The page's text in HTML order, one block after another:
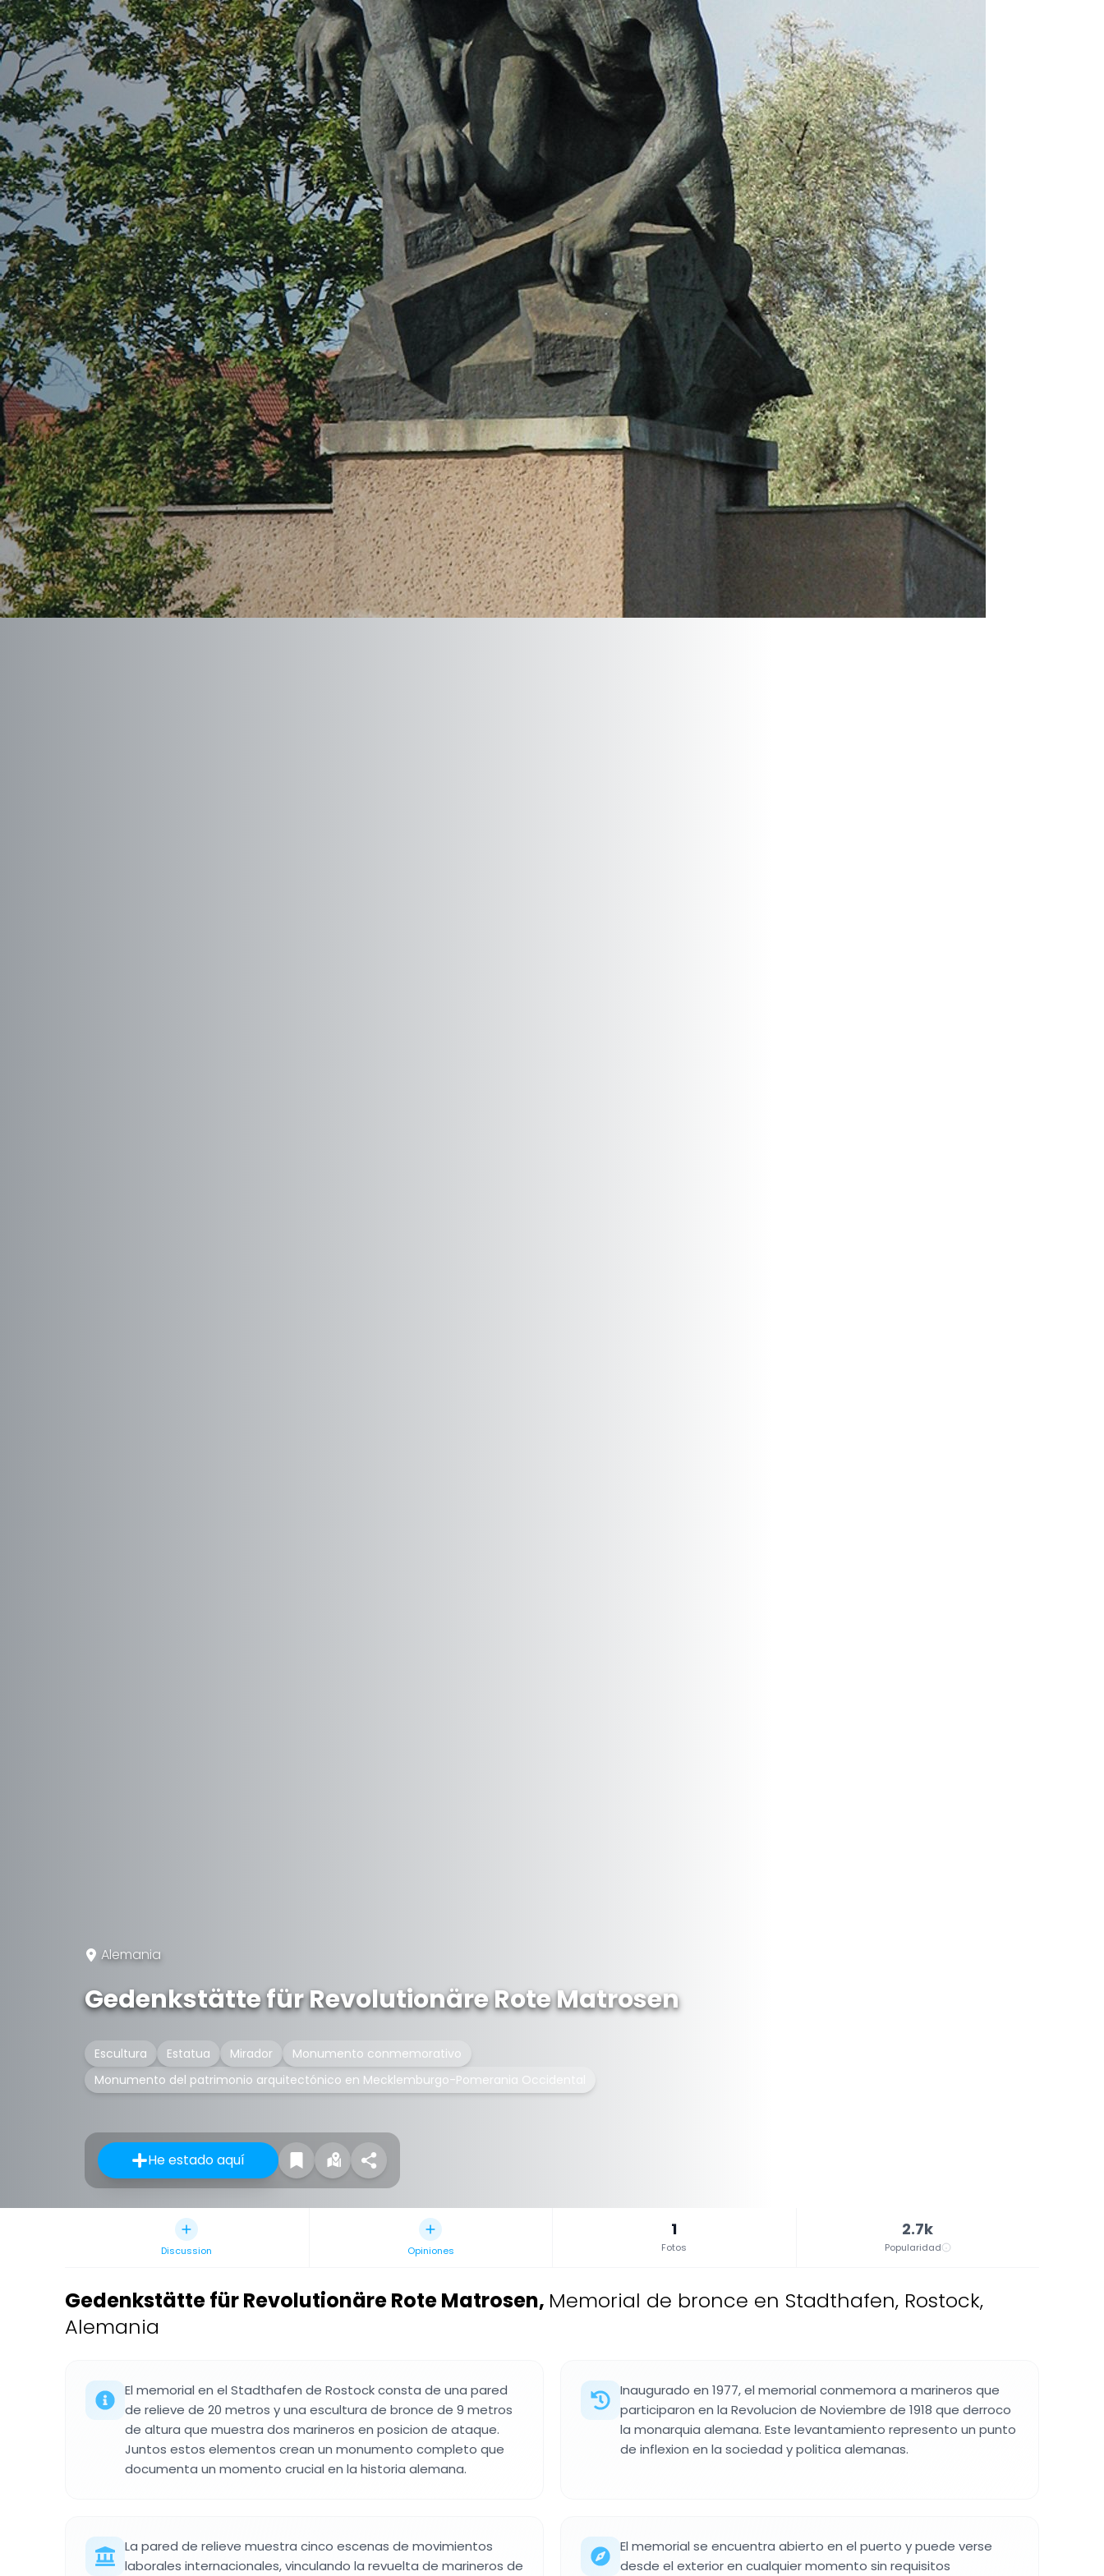
Alemania
Gedenkstätte für Revolutionäre Rote Matrosen
Escultura Estatua Mirador
Monumento conmemorativo
Monumento del patrimonio arquitectónico en Mecklemburgo-Pomerania Occidental
He estado aquí
Discussion Opiniones
1
Fotos
2.7k
Popularidad
Gedenkstätte für Revolutionäre Rote Matrosen, Memorial de bronce en Stadthafen, Rostock,
Alemania
El memorial en el Stadthafen de Rostock consta de una pared
de relieve de 20 metros y una escultura de bronce de 9 metros
de altura que muestra dos marineros en posicion de ataque.
Juntos estos elementos crean un monumento completo que
documenta un momento crucial en la historia alemana.
Inaugurado en 1977, el memorial conmemora a marineros que
participaron en la Revolucion de Noviembre de 1918 que derroco
la monarquia alemana. Este levantamiento represento un punto
de inflexion en la sociedad y politica alemanas.
La pared de relieve muestra cinco escenas de movimientos
laborales internacionales, vinculando la revuelta de marineros de
El memorial se encuentra abierto en el puerto y puede verse
desde el exterior en cualquier momento sin requisitos